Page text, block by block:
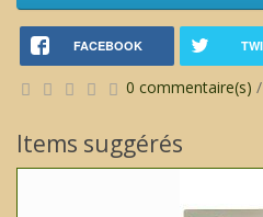
FACEBOOK
0 commentaire(s) /
Items suggérés